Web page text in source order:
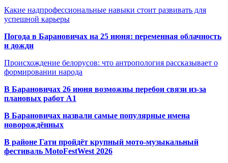
Какие надпрофессиональные навыки стоит развивать для
успешной карьеры
Погода в Барановичах на 25 июня: переменная облачность
и дожди
Происхождение белорусов: что антропология рассказывает о
формировании народа
В Барановичах 26 июня возможны перебои связи из-за
плановых работ A1
В Барановичах назвали самые популярные имена
новорождённых
В районе Гати пройдёт крупный мото-музыкальный
фестиваль MotoFestWest 2026